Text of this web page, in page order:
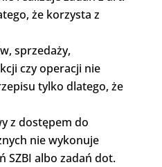
że korzysta z
sprzedaży,
czy operacji nie
tylko dlatego, że
z dostępem do
nie wykonuje
SZBI albo zadań dot.